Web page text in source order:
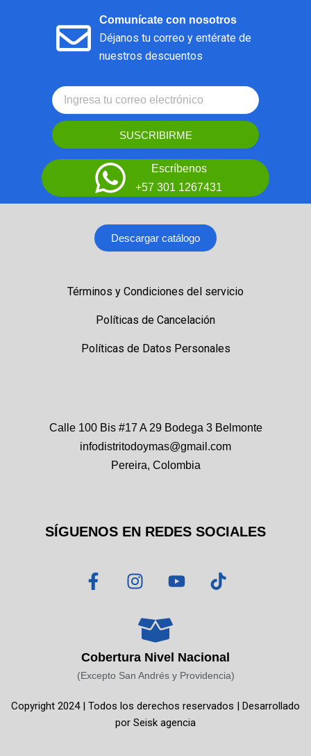
Comunícate con nosotros
Déjanos tu correo y entérate de
nuestros descuentos
SUSCRIBIRME
Escríbenos
+57 301 1267431
Descargar catálogo
Términos y Condiciones del servicio
Políticas de Cancelación
Políticas de Datos Personales
Calle 100 Bis #17 A 29 Bodega 3 Belmonte
infodistritodoymas@gmail.com
Pereira, Colombia
SÍGUENOS EN REDES SOCIALES
F
a
o
o
-
I
n
t
a
g
r
m
Y
o
b
e
T
i
k
Cobertura Nivel Nacional
(Excepto San Andrés y Providencia)
Copyright 2024 | Todos los derechos reservados | Desarrollado
por Seisk agencia